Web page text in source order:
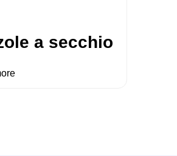
a secchio